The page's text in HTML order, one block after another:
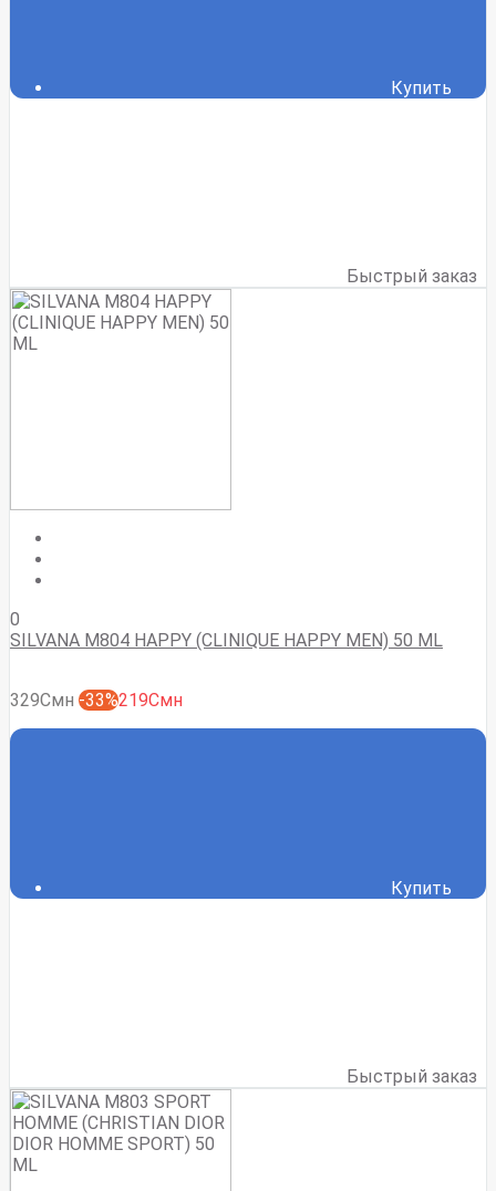
Купить
Быстрый заказ
0
SILVANA M804 HAPPY (CLINIQUE HAPPY MEN) 50 ML
329Смн -33%219Смн
Купить
Быстрый заказ